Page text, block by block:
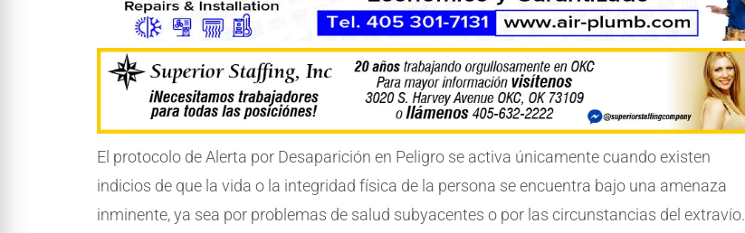
El protocolo de Alerta por Desaparición en Peligro se activa únicamente cuando existen
indicios de que la vida o la integridad física de la persona se encuentra bajo una amenaza
inminente, ya sea por problemas de salud subyacentes o por las circunstancias del extravío.